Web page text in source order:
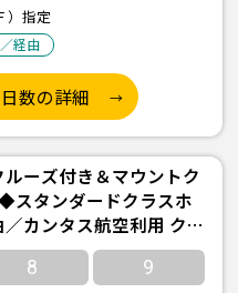
）指定
経由
数の詳細
ーズ付き＆マウントク
タンダードクラスホ
カンタス航空利用 クラ
ウン7日間
8 9